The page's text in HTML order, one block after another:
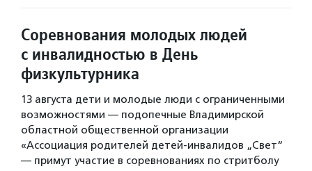
Соревнования молодых людей
с инвалидностью в День
физкультурника
13 августа дети и молодые люди с ограниченными
возможностями — подопечные Владимирской
областной общественной организации
«Ассоциация родителей детей-инвалидов „Свет“
— примут участие в соревнованиях по стритболу